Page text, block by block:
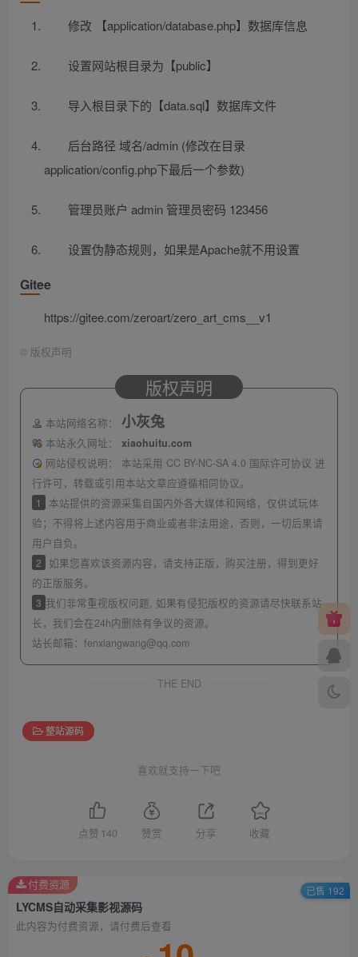
修改 【application/database.php】数据库信息
设置网站根目录为【public】
导入根目录下的【data.sql】数据库文件
后台路径 域名/admin (修改在目录
application/config.php下最后一个参数)
管理员账户 admin 管理员密码 123456
设置伪静态规则，如果是Apache就不用设置
Gitee
https://gitee.com/zeroart/zero_art_cms__v1
© 版权声明
版权声明
本站网络名称： 小灰兔
本站永久网址：
xiaohuitu.com
网站侵权说明：
本站采用 CC BY-NC-SA 4.0 国际许可协议 进
行许可，转载或引用本站文章应遵循相同协议。
1
本站提供的资源采集自国内外各大媒体和网络，仅供试玩体
验；不得将上述内容用于商业或者非法用途，否则，一切后果请
用户自负。
2
如果您喜欢该资源内容，请支持正版，购买注册，得到更好
的正版服务。
3 我们非常重视版权问题, 如果有侵犯版权的资源请尽快联系站
长，我们会在24h内删除有争议的资源。
站长邮箱： fenxiangwang@qq.com
THE END
整站源码
喜欢就支持一下吧
点赞 140 赞赏 分享 收藏
LYCMS自动采集影视源码
此内容为付费资源，请付费后查看
付费资源 已售 192